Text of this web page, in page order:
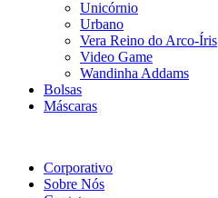
Unicórnio
Urbano
Vera Reino do Arco-Íris
Video Game
Wandinha Addams
Bolsas
Máscaras
Corporativo
Sobre Nós